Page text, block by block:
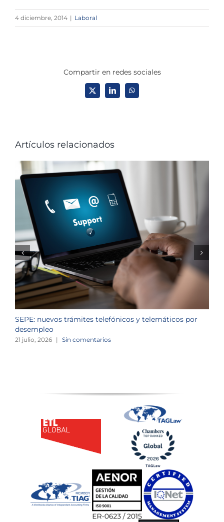
4 diciembre, 2014 | Laboral
Compartir en redes sociales
X LinkedInWhatsApp
Artículos relacionados
SEPE: nuevos trámites telefónicos y telemáticos por
desempleo
21 julio, 2026 | Sin comentarios